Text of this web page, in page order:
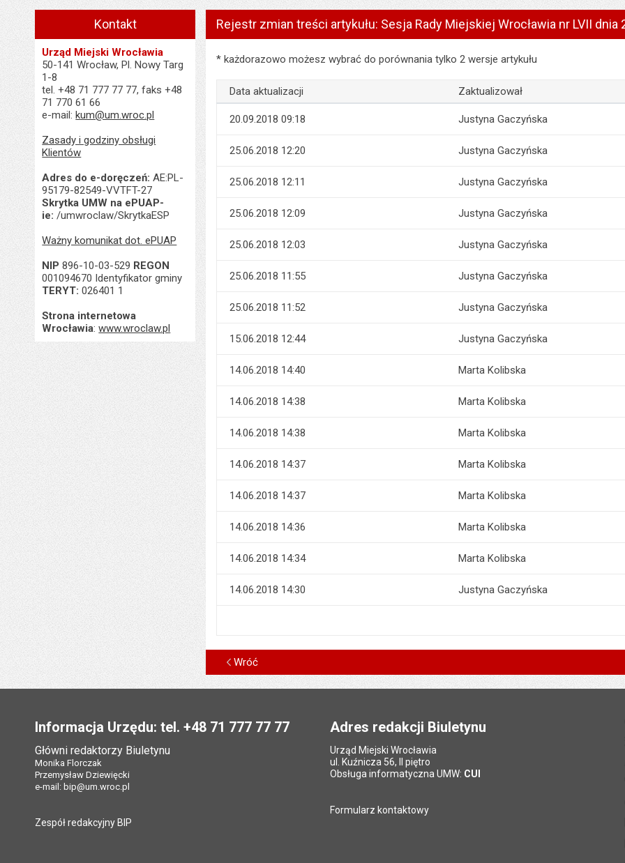
Kontakt
Urząd Miejski Wrocławia
50-141 Wrocław, Pl. Nowy Targ
1-8
tel. +48 71 777 77 77, faks +48
71 770 61 66
e-mail:kum@um.wroc.pl
Zasady i godziny obsługi
Klientów
Adres do e-doręczeń: AE:PL-
95179-82549-VVTFT-27
Skrytka UMW na ePUAP-
ie: /umwroclaw/SkrytkaESP
Ważny komunikat dot. ePUAP
NIP 896-10-03-529 REGON
001094670 Identyfikator gminy
TERYT: 026401 1
Strona internetowa
Wrocławia:www.wroclaw.pl
Rejestr zmian treści artykułu: Sesja Rady Miejskiej Wrocławia nr LVII
Rejestr zmian treści artykułu: Sesja Rady Miejskiej Wrocławia nr LVII dnia 21 czerwca 2018
* każdorazowo możesz wybrać do porównania tylko 2 wersje artykułu
Data aktualizacji Zaktualizował
20.09.2018 09:18 Justyna Gaczyńska
25.06.2018 12:20 Justyna Gaczyńska
25.06.2018 12:11 Justyna Gaczyńska
25.06.2018 12:09 Justyna Gaczyńska
25.06.2018 12:03 Justyna Gaczyńska
25.06.2018 11:55 Justyna Gaczyńska
25.06.2018 11:52 Justyna Gaczyńska
15.06.2018 12:44 Justyna Gaczyńska
14.06.2018 14:40 Marta Kolibska
14.06.2018 14:38 Marta Kolibska
14.06.2018 14:38 Marta Kolibska
14.06.2018 14:37 Marta Kolibska
14.06.2018 14:37 Marta Kolibska
14.06.2018 14:36 Marta Kolibska
14.06.2018 14:34 Marta Kolibska
14.06.2018 14:30 Justyna Gaczyńska
Wróć
Informacja Urzędu: tel. +48 71 777 77 77
Główni redaktorzy Biuletynu
Monika Florczak
Przemysław Dziewięcki
e-mail: bip@um.wroc.pl
Zespół redakcyjny BIP
Adres redakcji Biuletynu
Urząd Miejski Wrocławia
ul. Kuźnicza 56, II piętro
Obsługa informatyczna UMW: CUI
Formularz kontaktowy